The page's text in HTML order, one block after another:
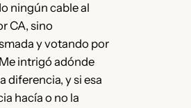
ningún cable al
CA, sino
y votando por
intrigó adónde
diferencia, y si esa
hacía o no la